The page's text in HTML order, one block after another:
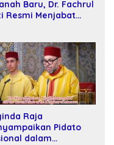
Baru, Dr. Fachrul
Resmi Menjabat
Raja
Pidato
dalam